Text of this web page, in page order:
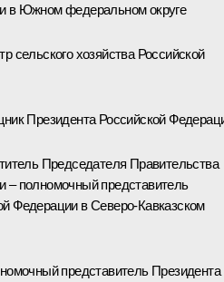
в Южном федеральном округе
сельского хозяйства Российской
Президента Российской
Председателя Правительства
– полномочный представитель
Федерации в Северо-Кавказском
представитель Президента